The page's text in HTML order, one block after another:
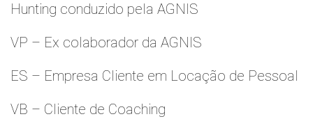
Hunting conduzido pela AGNIS
VP – Ex colaborador da AGNIS
ES – Empresa Cliente em Locação de Pessoal
VB – Cliente de Coaching